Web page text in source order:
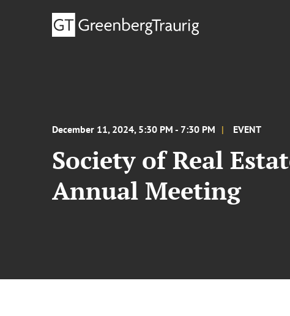
December 11, 2024, 5:30 PM - 7:30 PM EVENT
Society of Real
Annual Meeting